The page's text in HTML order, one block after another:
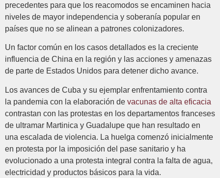
precedentes para que los reacomodos se encaminen hacia
niveles de mayor independencia y soberanía popular en
países que no se alinean a patrones colonizadores.
Un factor común en los casos detallados es la creciente
influencia de China en la región y las acciones y amenazas
de parte de Estados Unidos para detener dicho avance.
Los avances de Cuba y su ejemplar enfrentamiento contra
la pandemia con la elaboración de vacunas de alta eficacia
contrastan con las protestas en los departamentos franceses
de ultramar Martinica y Guadalupe que han resultado en
una escalada de violencia. La huelga comenzó inicialmente
en protesta por la imposición del pase sanitario y ha
evolucionado a una protesta integral contra la falta de agua,
electricidad y productos básicos para la vida.